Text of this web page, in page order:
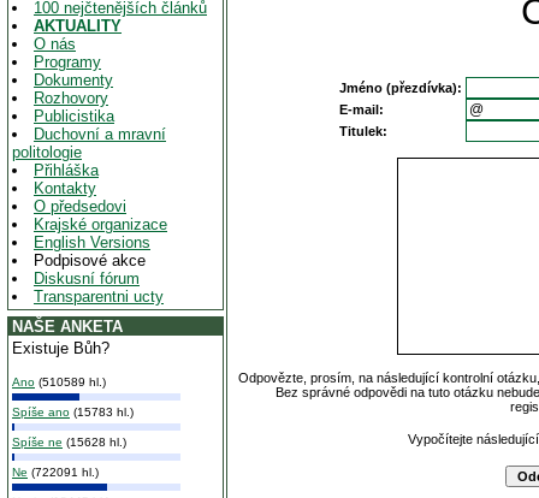
100 nejčtenějších článků
AKTUALITY
O nás
Programy
Dokumenty
Rozhovory
Publicistika
Duchovní a mravní
politologie
Přihláška
Kontakty
O předsedovi
Krajské organizace
English Versions
Podpisové akce
Diskusní fórum
Transparentni ucty
NAŠE ANKETA
Existuje Bůh?
Ano (510589 hl.)
Spíše ano (15783 hl.)
Spíše ne (15628 hl.)
Ne (722091 hl.)
Jméno (přezdívka):
E-mail:
Titulek:
Odpovězte, prosím, na následující kontrolní
Bez správné odpovědi na tuto otázku
Vypočítejte